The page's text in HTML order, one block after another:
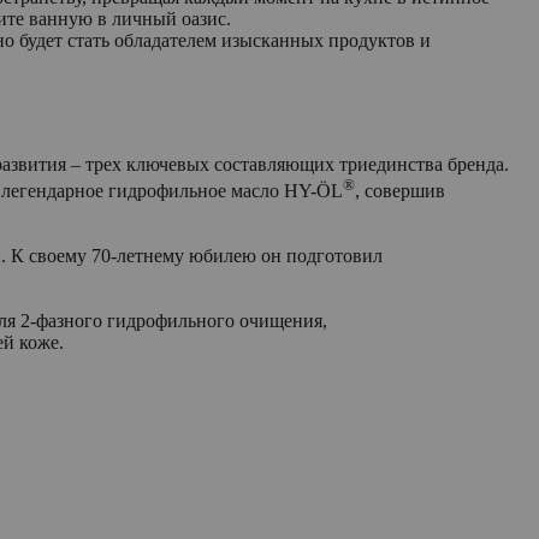
ванную в личный оазис.
стать обладателем изысканных продуктов и
– трех ключевых составляющих триединства бренда.
гидрофильное масло HY-ÖL®, совершив
К своему 70-летнему юбилею он подготовил
2-фазного гидрофильного очищения,
коже.